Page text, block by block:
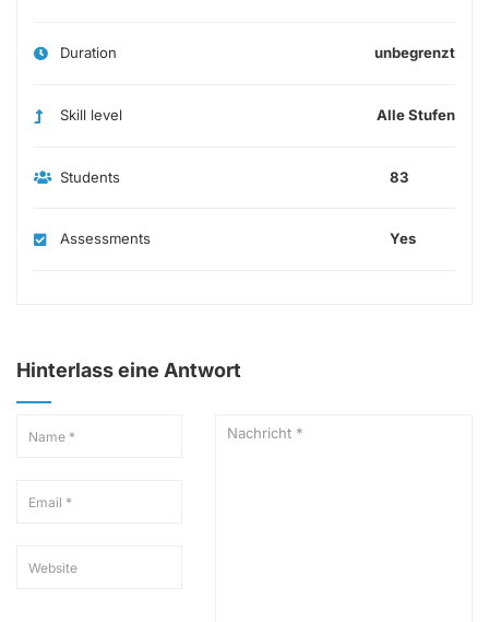
Duration unbegrenzt
Skill level Alle Stufen
Students 83
Assessments Yes
Hinterlass eine Antwort